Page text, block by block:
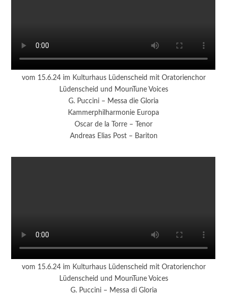
vom 15.6.24 im Kulturhaus Lüdenscheid mit Oratorienchor
Lüdenscheid und MounTune Voices
G. Puccini – Messa die Gloria
Kammerphilharmonie Europa
Oscar de la Torre – Tenor
Andreas Elias Post – Bariton
vom 15.6.24 im Kulturhaus Lüdenscheid mit Oratorienchor
Lüdenscheid und MounTune Voices
G. Puccini – Messa di Gloria